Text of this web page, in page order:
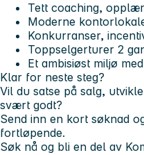
Tett coaching,
Moderne
Konkurranser,
Toppselgerturer 2
Et ambisiøst miljø
Klar for neste steg?
Vil du satse på salg,
svært godt?
Send inn en kort søknad
fortløpende.
Søk nå og bli en del av